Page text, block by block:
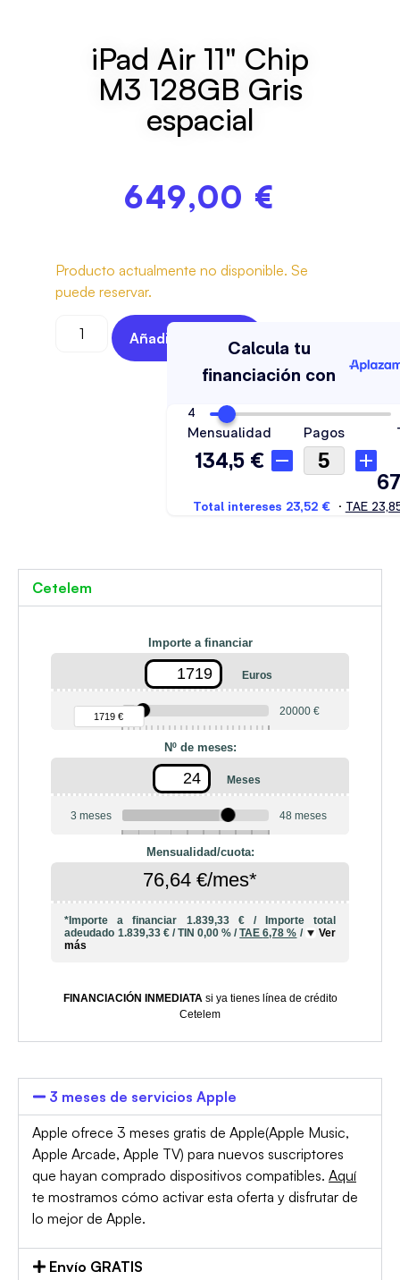
iPad Air 11" Chip
M3 128GB Gris
espacial
649,00 €
Producto actualmente no disponible. Se
puede reservar.
Añadir Al Carrito
Cetelem
Importe a financiar
Euros
90 €
1719 € 20000 €
Nº de meses:
Meses
3 meses 48 meses
Mensualidad/cuota:
76,64 €/mes*
*Importe a financiar 1.839,33 € / Importe total
adeudado 1.839,33 €/TIN 0,00 % /TAE6,78 % /
Ver
más
FINANCIACIÓN INMEDIATAsi ya tienes línea de crédito
Cetelem
3 meses de servicios Apple
Apple ofrece 3 meses gratis de Apple(Apple Music,
Apple Arcade, Apple TV) para nuevos suscriptores
que hayan comprado dispositivos compatibles. Aquí
te mostramos cómo activar esta oferta y disfrutar de
lo mejor de Apple.
Envío GRATIS